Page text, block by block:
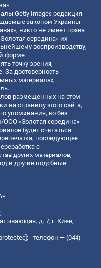
Getty Images редакция
законом Украины
никто не имеет права
середина» их
воспроизводству,
форме.
точку зрения,
За достоверность
материалах,
размещенных на этом
на страницу этого сайта,
упоминания, но без
«Золотая середина»
будет считаться:
последующее
с
других материалов,
и другие подобные
д. 7, г. Киев,
; - телефон — (044)